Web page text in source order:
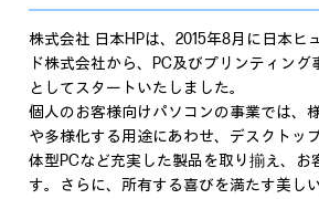
株式会社 日本HPは、2015年8月に日本ヒ
ド株式会社から、PC及びプリンティン
としてスタートいたしました。
個人のお客様向けパソコンの事業では、
や多様化する用途にあわせ、デスクトッ
体型PCなど充実した製品を取り揃え、お
す。さらに、所有する喜びを満たす美し